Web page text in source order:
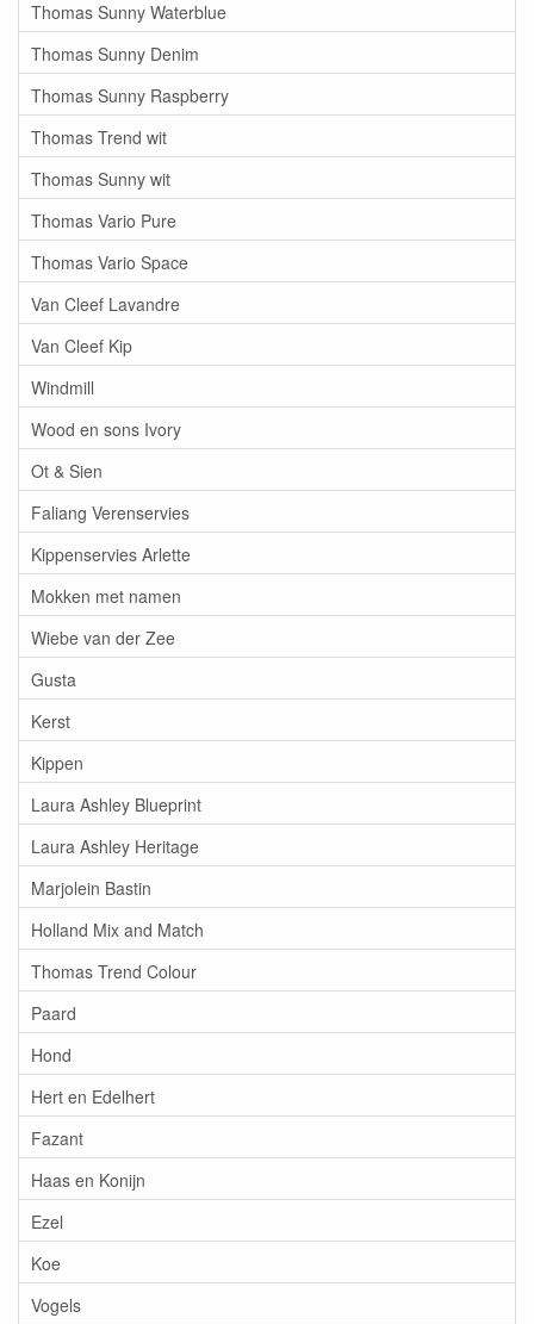
Thomas Sunny Waterblue
Thomas Sunny Denim
Thomas Sunny Raspberry
Thomas Trend wit
Thomas Sunny wit
Thomas Vario Pure
Thomas Vario Space
Van Cleef Lavandre
Van Cleef Kip
Windmill
Wood en sons Ivory
Ot & Sien
Faliang Verenservies
Kippenservies Arlette
Mokken met namen
Wiebe van der Zee
Gusta
Kerst
Kippen
Laura Ashley Blueprint
Laura Ashley Heritage
Marjolein Bastin
Holland Mix and Match
Thomas Trend Colour
Paard
Hond
Hert en Edelhert
Fazant
Haas en Konijn
Ezel
Koe
Vogels